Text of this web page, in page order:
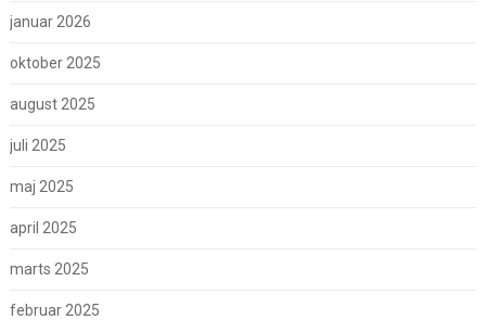
januar 2026
oktober 2025
august 2025
juli 2025
maj 2025
april 2025
marts 2025
februar 2025